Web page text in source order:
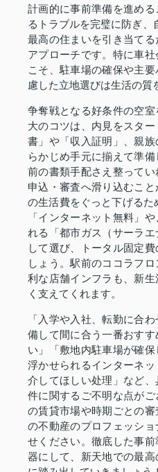
計画的に事前準備を進め
るトラブルを完璧に防ぎ、
最高の住まいを引き当て
アプローチです。特に車
こそ、駐車場の確保や主
慮した立地選びは生活の質
争奪戦となる好条件の空
大のコツは、内見をスタ
書」や「収入証明」、親
らかじめ手元に揃えて準
前の書類手配さえ整って
申込・審査へ滑り込むこ
の生活費をぐっと下げるた
「インターネット無料」
れる「都市ガス（サーラ
して選び、トータル固定
しょう。駅前のココラフ
利な店舗インフラも、新
く支えてくれます。
「入学や入社、転勤に合
備して間に合う一番おす
い」「敷地内駐車場が確
浮かせられるインターネ
介してほしい处理」など
件に関するご不明な点が
の賃貸市場や時期ごとの
の不動産のプロフェッシ
せください。徹底した事
器にして、新天地での最